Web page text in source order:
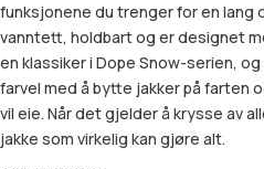
funksjonene du trenger for en lang
vanntett, holdbart og er designet
en klassiker i Dope Snow-serien,
farvel med å bytte jakker på farten
vil eie. Når det gjelder å krysse av
jakke som virkelig kan gjøre alt.